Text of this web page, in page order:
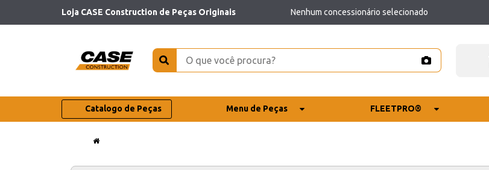
Loja CASE Construction de Peças Originais Nenhum concessionário selecionado
Catalogo de Peças Menu de Peças FLEETPRO®